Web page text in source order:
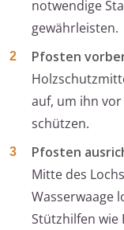
notwendige
gewährleisten.
Pfosten
auf, um ihn
schützen.
Pfosten
Mitte des
Wasserwaage
Stützhilfen wie